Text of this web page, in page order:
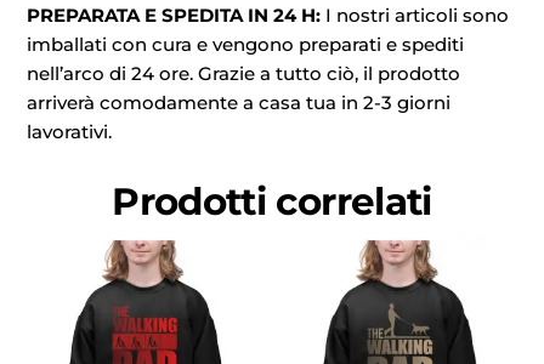
PREPARATA E SPEDITA IN 24 H: I nostri articoli sono
imballati con cura e vengono preparati e spediti
nell’arco di 24 ore. Grazie a tutto ciò, il prodotto
arriverà comodamente a casa tua in 2-3 giorni
lavorativi.
Prodotti correlati